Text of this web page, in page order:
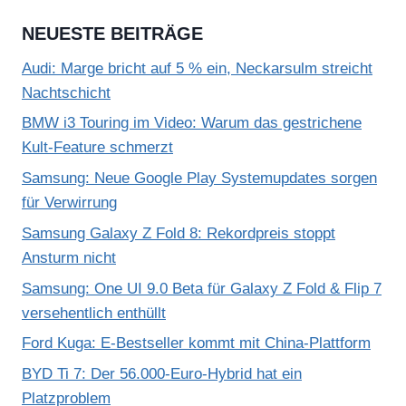
NEUESTE BEITRÄGE
Audi: Marge bricht auf 5 % ein, Neckarsulm streicht
Nachtschicht
BMW i3 Touring im Video: Warum das gestrichene
Kult-Feature schmerzt
Samsung: Neue Google Play Systemupdates sorgen
für Verwirrung
Samsung Galaxy Z Fold 8: Rekordpreis stoppt
Ansturm nicht
Samsung: One UI 9.0 Beta für Galaxy Z Fold & Flip 7
versehentlich enthüllt
Ford Kuga: E-Bestseller kommt mit China-Plattform
BYD Ti 7: Der 56.000-Euro-Hybrid hat ein
Platzproblem